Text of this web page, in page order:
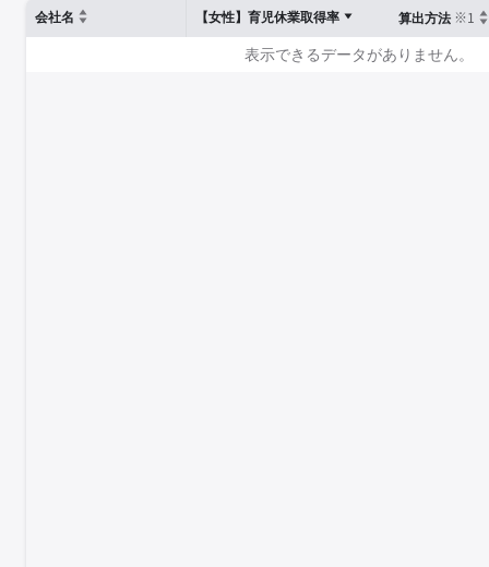
会社名
【女性】育児休業取得率 算出方法 ※1
表示できるデータがありません。